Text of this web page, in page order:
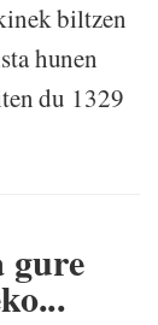
biltzen
hunen
du 1329
gure